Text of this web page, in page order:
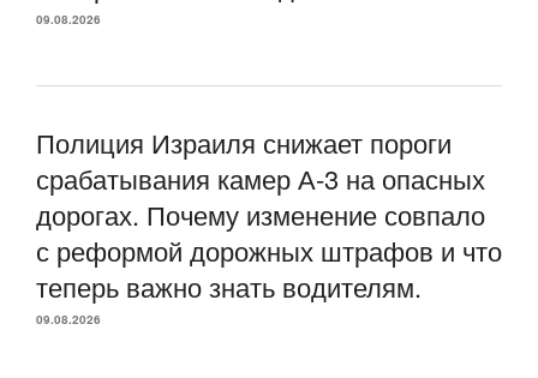
09.08.2026
Полиция Израиля снижает пороги
срабатывания камер А-3 на опасных
дорогах. Почему изменение совпало
с реформой дорожных штрафов и что
теперь важно знать водителям.
09.08.2026